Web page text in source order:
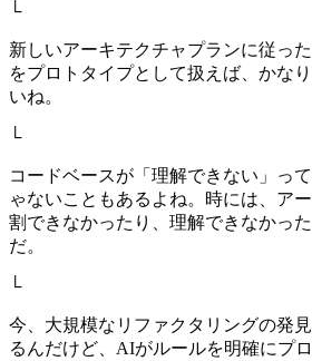
└
新しいアーキテクチャプランに従っ
をプロトタイプとして扱えば、かな
いね。
└
コードベースが「理解できない」っ
ゃないこともあるよね。時には、ア
割できなかったり、理解できなかっ
だ。
└
今、大規模なリファクタリングの発
るんだけど、AIがルールを明確にプ